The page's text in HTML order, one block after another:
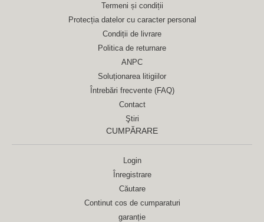
Termeni și condiții
Protecția datelor cu caracter personal
Condiții de livrare
Politica de returnare
ANPC
Soluționarea litigiilor
Întrebări frecvente (FAQ)
Contact
Ştiri
CUMPĂRARE
Login
Înregistrare
Căutare
Continut cos de cumparaturi
garanție